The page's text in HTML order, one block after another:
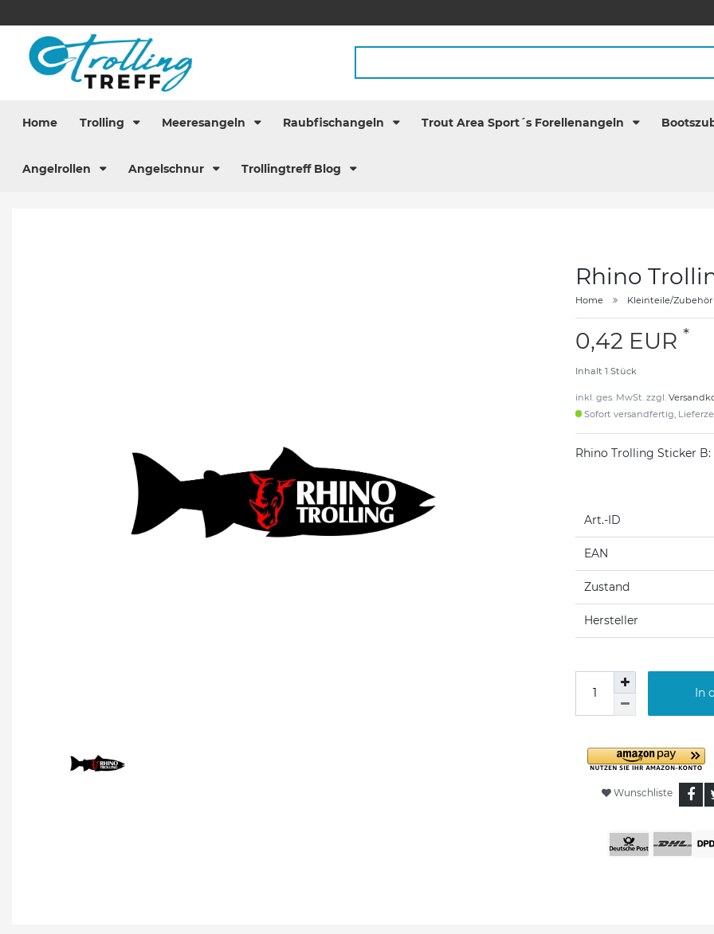
Home Trolling Meeresangeln Raubfischangeln Trout Area Sport´s Forellenangeln
Angelrollen Angelschnur Trollingtreff Blog
Rhino
Home Kleinteile/Zubehör
0,42 EUR *
Inhalt 1 Stück
inkl. ges. MwSt. zzgl.
Sofort versandfertig,
Rhino Trolling Sticker
Art.-ID
EAN
Zustand
Hersteller
In
Wunschliste